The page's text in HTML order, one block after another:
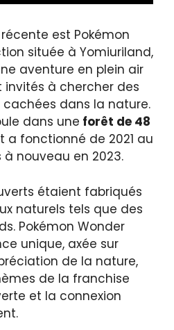
est Pokémon
située à Yomiuriland,
aventure en plein air
invités à chercher des
dans la nature.
dans une forêt de 48
a fonctionné de 2021 au
à nouveau en 2023.
étaient fabriqués
naturels tels que des
Pokémon Wonder
unique, axée sur
de la nature,
de la franchise
et la connexion